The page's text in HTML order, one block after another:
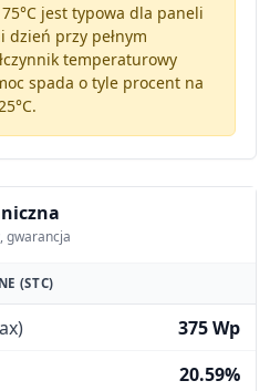
jest typowa dla paneli
dzień przy pełnym
temperaturowy
spada o tyle procent na
gwarancja
(STC)
375 Wp
20.59%